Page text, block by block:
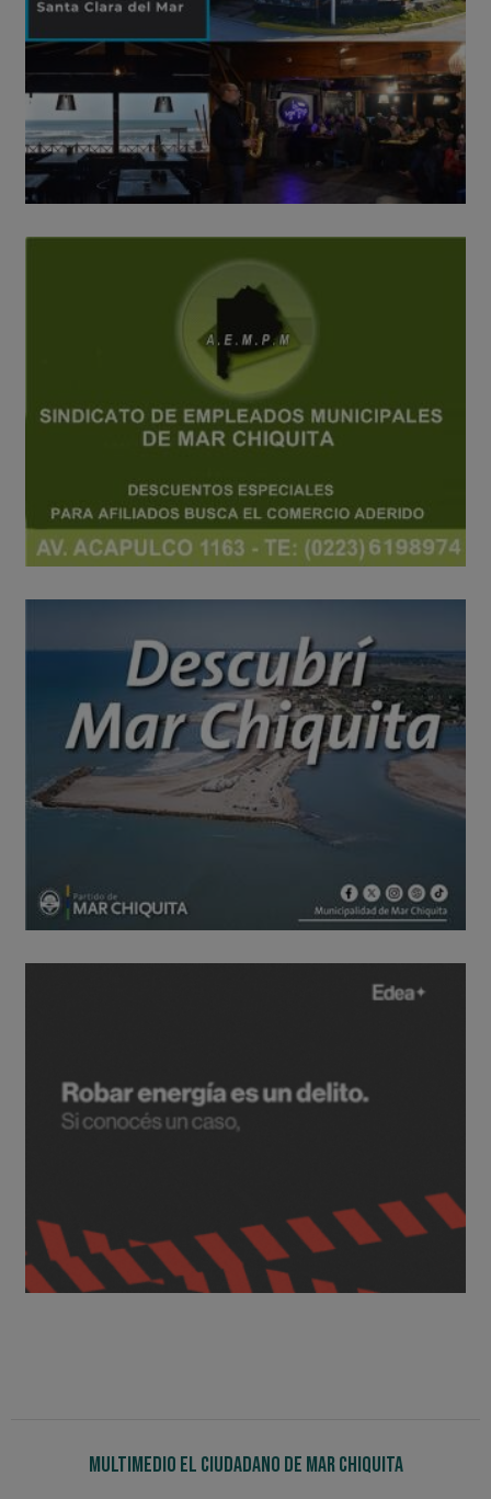
Multimedio El Ciudadano de Mar Chiquita